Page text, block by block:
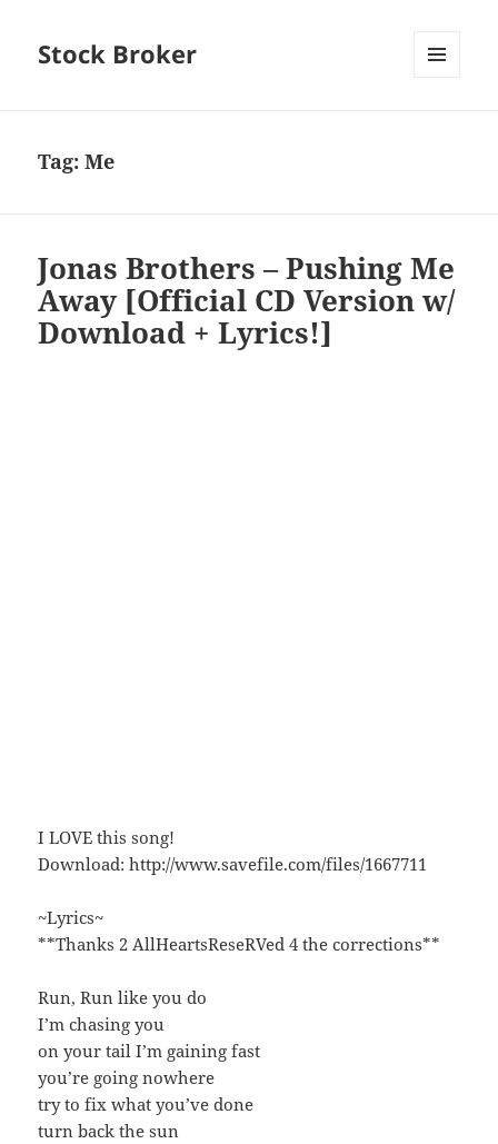
Stock Broker
Tag:Me
Jonas Brothers – Pushing Me
Away [Official CD Version w/
Download + Lyrics!]
I LOVE this song!
Download: http://www.savefile.com/files/1667711
~Lyrics~
**Thanks 2 AllHeartsReseRVed 4 the corrections**
Run, Run like you do
I’m chasing you
on your tail I’m gaining fast
you’re going nowhere
try to fix what you’ve done
turn back the sun